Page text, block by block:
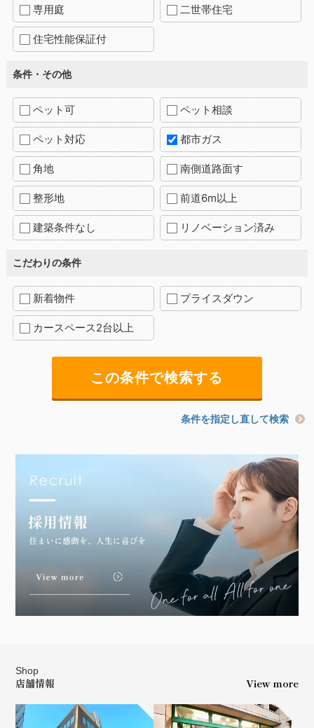
専用庭 二世帯住宅
住宅性能保証付
条件・その他
ペット可 ペット相談
ペット対応 都市ガス
角地 南側道路面す
整形地 前道6m以上
建築条件なし リノベーション済み
こだわりの条件
新着物件 プライスダウン
カースペース2台以上
条件を指定し直して検索
Shop
店舗情報 View more